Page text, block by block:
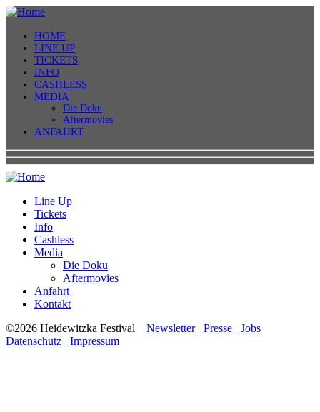
HOME
LINE UP
TICKETS
INFO
CASHLESS
MEDIA
Die Doku
Aftermovies
ANFAHRT
Line Up
Tickets
Info
Cashless
Media
Die Doku
Aftermovies
Anfahrt
Kontakt
©2026 Heidewitzka Festival
Newsletter Presse
Jobs
Datenschutz
Impressum